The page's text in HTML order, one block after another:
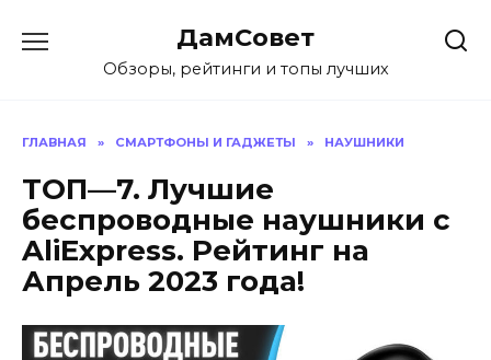
содержанию
ДамСовет
Обзоры, рейтинги и топы лучших
ГЛАВНАЯ » СМАРТФОНЫ И ГАДЖЕТЫ » НАУШНИКИ
ТОП—7. Лучшие
беспроводные наушники с
AliExpress. Рейтинг на
Апрель 2023 года!